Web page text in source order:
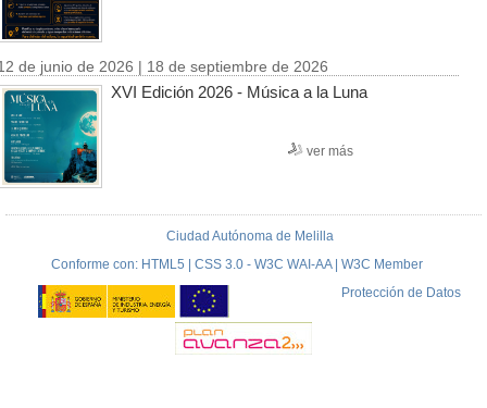
de junio de 2026 | 18 de septiembre de 2026
XVI Edición 2026 - Música a la Luna
ver más
Ciudad Autónoma de Melilla
Conforme con: HTML5 | CSS 3.0 - W3C WAI-AA | W3C Member
Protección de Datos